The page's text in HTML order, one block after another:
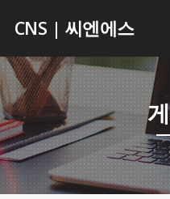
CNS | 씨엔에스